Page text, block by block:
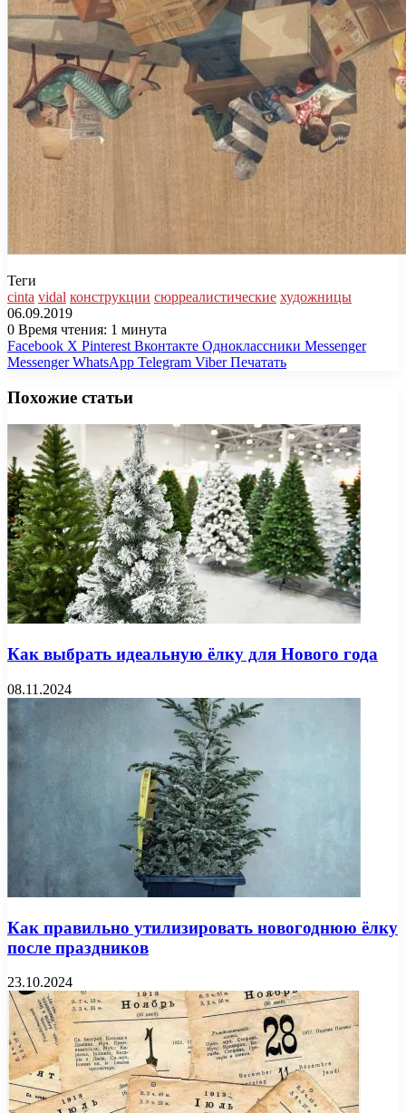
Теги
cinta vidal конструкции сюрреалистические художницы
06.09.2019
0 Время чтения: 1 минута
Facebook X Pinterest Вконтакте Одноклассники Messenger
Messenger WhatsApp Telegram Viber Печатать
Похожие статьи
Как выбрать идеальную ёлку для Нового года
08.11.2024
Как правильно утилизировать новогоднюю ёлку
после праздников
23.10.2024